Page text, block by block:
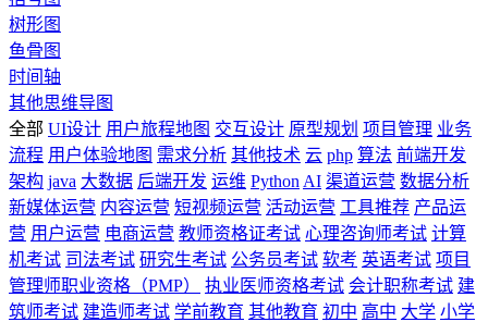
树形图
鱼骨图
时间轴
其他思维导图
全部 UI设计 用户旅程地图 交互设计 原型规划 项目管理 业务
流程 用户体验地图 需求分析 其他技术 云 php 算法 前端开发
架构 java 大数据 后端开发 运维 Python AI 渠道运营 数据分析
新媒体运营 内容运营 短视频运营 活动运营 工具推荐 产品运
营 用户运营 电商运营 教师资格证考试 心理咨询师考试 计算
机考试 司法考试 研究生考试 公务员考试 软考 英语考试 项目
管理师职业资格（PMP）
执业医师资格考试 会计职称考试 建
筑师考试 建造师考试 学前教育 其他教育 初中 高中 大学 小学